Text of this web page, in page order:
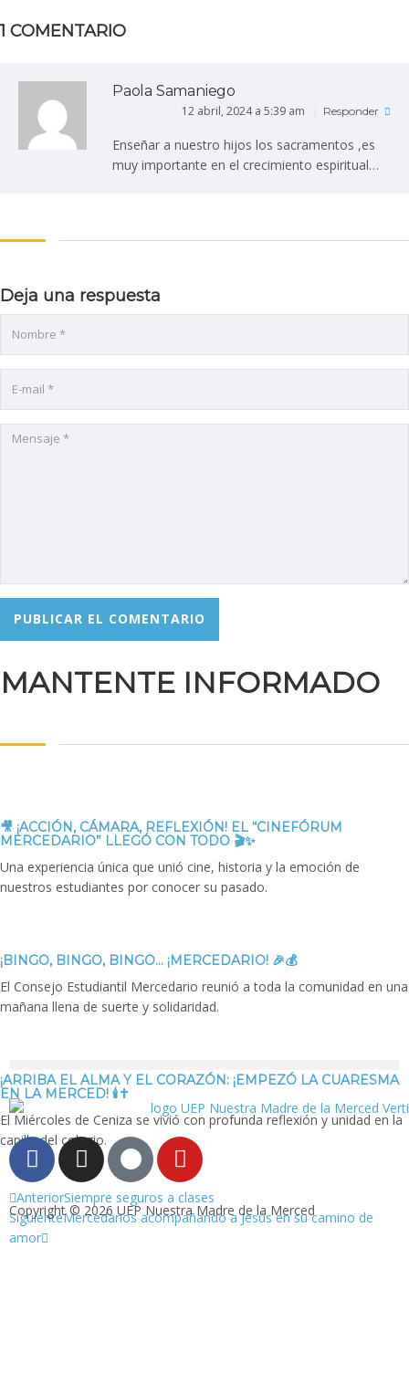
1 COMENTARIO
Paola Samaniego
12 abril, 2024 a 5:39 am Responder
Enseñar a nuestro hijos los sacramentos ,es
muy importante en el crecimiento espiritual…
Deja una respuesta
MANTENTE INFORMADO
🎥 ¡ACCIÓN, CÁMARA, REFLEXIÓN! EL “CINEFÓRUM
MERCEDARIO” LLEGÓ CON TODO 🎬✨
Una experiencia única que unió cine, historia y la emoción de
nuestros estudiantes por conocer su pasado.
¡BINGO, BINGO, BINGO… ¡MERCEDARIO! 🎉💰
El Consejo Estudiantil Mercedario reunió a toda la comunidad en una
mañana llena de suerte y solidaridad.
¡ARRIBA EL ALMA Y EL CORAZÓN: ¡EMPEZÓ LA CUARESMA
EN LA MERCED! 🕯️✝️
El Miércoles de Ceniza se vivió con profunda reflexión y unidad en la
capilla del colegio.
AnteriorSiempre seguros a clases
SiguienteMercedarios acompañando a Jesús en su camino de
amor
Copyright © 2026 UEP Nuestra Madre de la Merced